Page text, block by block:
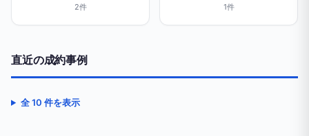
2件 1件
直近の成約事例
全 10 件を表示